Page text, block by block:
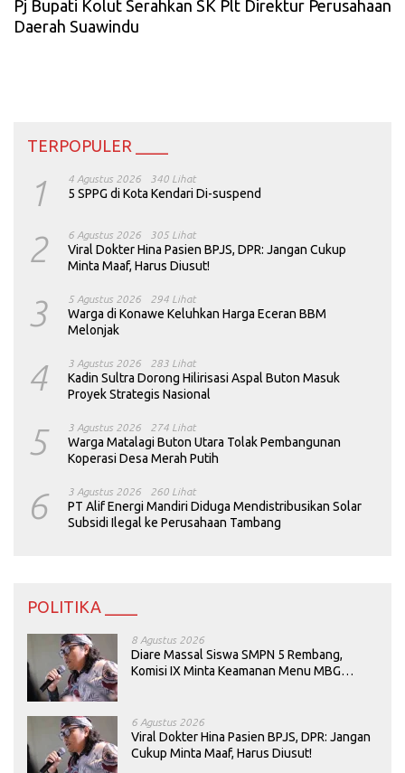
Pj Bupati Kolut Serahkan SK Plt Direktur Perusahaan
Daerah Suawindu
TERPOPULER ____
1 4 Agustus 2026 340 Lihat
5 SPPG di Kota Kendari Di-suspend
2 6 Agustus 2026 305 Lihat
Viral Dokter Hina Pasien BPJS, DPR: Jangan Cukup
Minta Maaf, Harus Diusut!
3 5 Agustus 2026 294 Lihat
Warga di Konawe Keluhkan Harga Eceran BBM
Melonjak
4 3 Agustus 2026 283 Lihat
Kadin Sultra Dorong Hilirisasi Aspal Buton Masuk
Proyek Strategis Nasional
5 3 Agustus 2026 274 Lihat
Warga Matalagi Buton Utara Tolak Pembangunan
Koperasi Desa Merah Putih
6 3 Agustus 2026 260 Lihat
PT Alif Energi Mandiri Diduga Mendistribusikan Solar
Subsidi Ilegal ke Perusahaan Tambang
POLITIKA ____
8 Agustus 2026
Diare Massal Siswa SMPN 5 Rembang,
Komisi IX Minta Keamanan Menu MBG
6 Agustus 2026
Viral Dokter Hina Pasien BPJS, DPR: Jangan
Cukup Minta Maaf, Harus Diusut!